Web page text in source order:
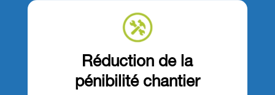
Réduction de la
pénibilité chantier